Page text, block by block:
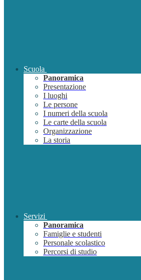
Scuola
Panoramica
Presentazione
I luoghi
Le persone
I numeri della scuola
Le carte della scuola
Organizzazione
La storia
Servizi
Panoramica
Famiglie e studenti
Personale scolastico
Percorsi di studio